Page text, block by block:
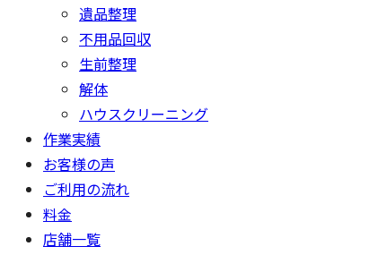
遺品整理
不用品回収
生前整理
解体
ハウスクリーニング
作業実績
お客様の声
ご利用の流れ
料金
店舗一覧